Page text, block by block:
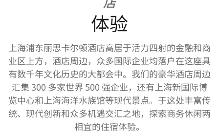
体验
上海浦东丽思卡尔顿酒店高居于活力四射的金融和商
业区上方，酒店周边，众多国际企业均落户在这座具
有数千年文化历史的大都会中。我们的豪华酒店周边
汇集 300 多家世界 500 强企业，还有上海新国际博
览中心和上海海洋水族馆等现代景点。于这处丰富传
统、现代创新和众多机遇交汇之地，探索商务休闲两
相宜的住宿体验。